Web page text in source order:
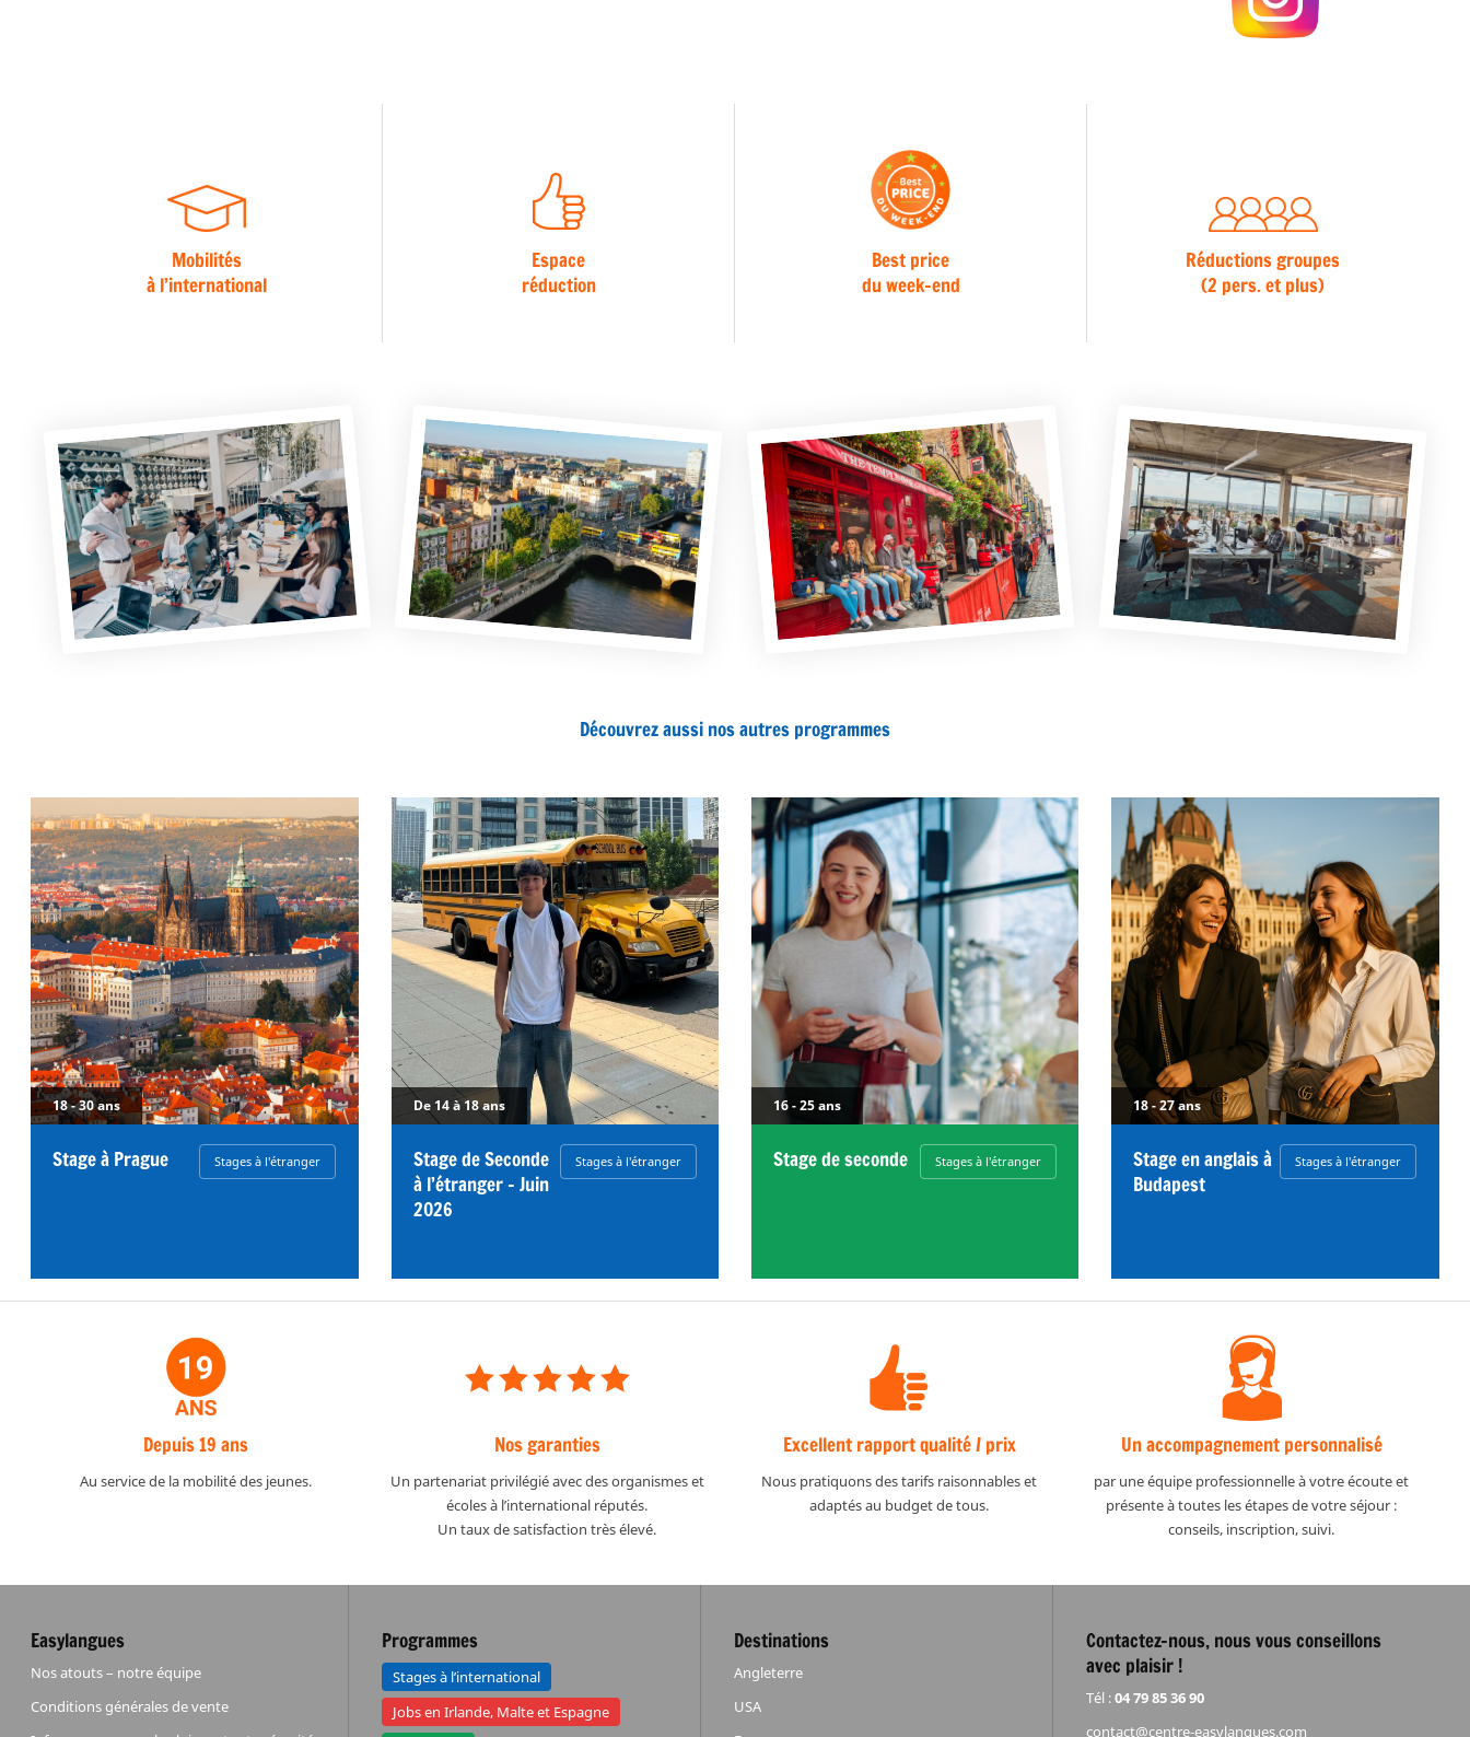
Mobilités
à l’international
Espace
réduction
Best price
du week-end
Réductions groupes
(2 pers. et plus)
Découvrez aussi nos autres programmes
18 - 30 ans
Stage à Prague Stages à l'étranger
De 14 à 18 ans
Stage de Seconde
à l’étranger – Juin
2026
Stages à l'étranger
16 - 25 ans
Stage de seconde Stages à l'étranger
18 - 27 ans
Stage en anglais à
Budapest
Stages à l'étranger
Depuis 19 ans
Au service de la mobilité des jeunes.
Nos garanties
Un partenariat privilégié avec des organismes et
écoles à l’international réputés.
Un taux de satisfaction très élevé.
Excellent rapport qualité / prix
Nous pratiquons des tarifs raisonnables et
adaptés au budget de tous.
Un accompagnement personnalisé
par une équipe professionnelle à votre écoute et
présente à toutes les étapes de votre séjour :
conseils, inscription, suivi.
Easylangues
Nos atouts – notre équipe
Conditions générales de vente
Programmes
Stages à l’international
Jobs en Irlande, Malte et Espagne
Destinations
Angleterre
USA
Contactez-nous, nous vous conseillons
avec plaisir !
Tél :04 79 85 36 90
contact@centre-easylangues.com